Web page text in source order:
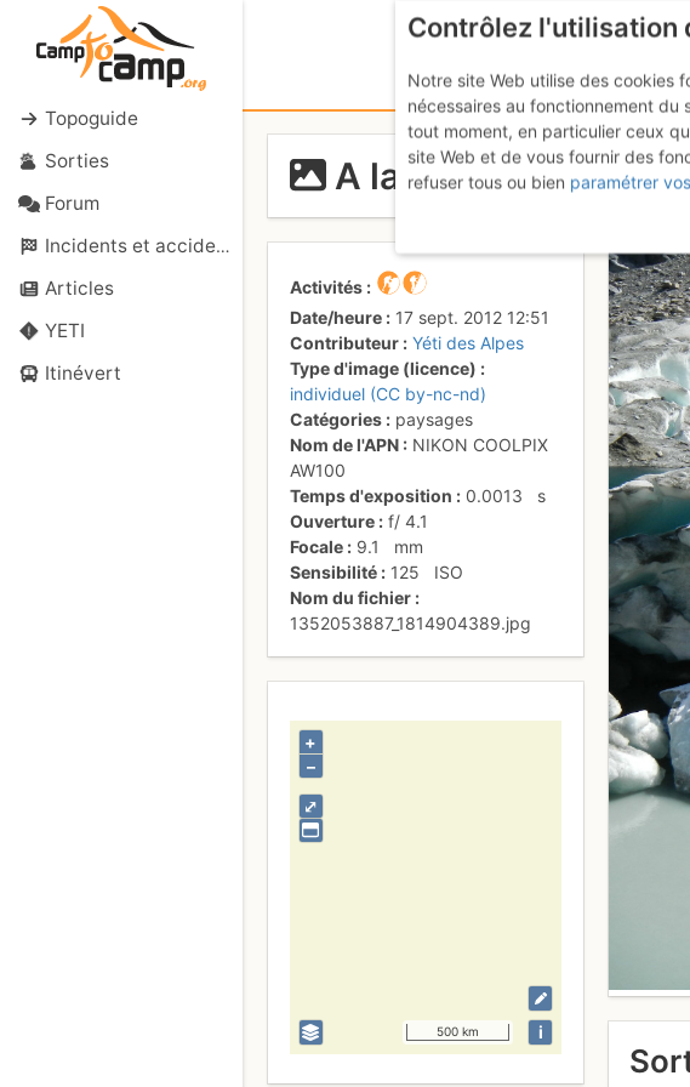
Topoguide
Sorties
Forum
Incidents et accidents
Articles
YETI
Itinévert
A la fin de la langue
Activités
Date/heure
17 sept. 2012 12:51
Contributeur
Yéti des Alpes
Type d'image (licence)
individuel (CC by-nc-nd)
Catégories
paysages
Nom de l'APN
NIKON COOLPIX
AW100
Temps d'exposition
0.0013
s
Ouverture
f/4.1
Focale
9.1
mm
Sensibilité
125
ISO
Nom du fichier
1352053887_1814904389.jpg
⤢
+
–
500 km i
Contrôlez l'utilisation
Notre site Web utilise des cookies
nécessaires au fonctionnement
tout moment, en particulier ceux
site Web et de vous fournir des
refuser tous ou bien paramétrer